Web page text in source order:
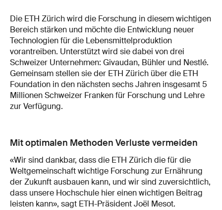
Die ETH Zürich wird die Forschung in diesem wichtigen
Bereich stärken und möchte die Entwicklung neuer
Technologien für die Lebensmittelproduktion
vorantreiben. Unterstützt wird sie dabei von drei
Schweizer Unternehmen: Givaudan, Bühler und Nestlé.
Gemeinsam stellen sie der ETH Zürich über die ETH
Foundation in den nächsten sechs Jahren insgesamt 5
Millionen Schweizer Franken für Forschung und Lehre
zur Verfügung.
Mit optimalen Methoden Verluste vermeiden
«Wir sind dankbar, dass die ETH Zürich die für die
Weltgemeinschaft wichtige Forschung zur Ernährung
der Zukunft ausbauen kann, und wir sind zuversichtlich,
dass unsere Hochschule hier einen wichtigen Beitrag
leisten kann», sagt ETH-Präsident Joël Mesot.